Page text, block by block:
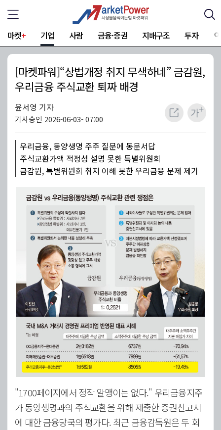
마켓+ 기업 사람 금융·증권 지배구조 투자
[마켓파워]“상법개정 취지 무색하네” 금감원,
우리금융 주식교환 퇴짜 배경
윤서영 기자
기사승인 2026-06-03- 07:00
우리금융, 동양생명 주주 질문에 동문서답
주식교환가액 적정성 설명 못한 특별위원회
금감원, 특별위원회 취지 이해 못한 우리금융 문제 제기
"1700페이지에서 정작 알맹이는 없다." 우리금융지주
가 동양생명과의 주식교환을 위해 제출한 증권신고서
에 대한 금융당국의 평가다. 최근 금융감독원은 두 회